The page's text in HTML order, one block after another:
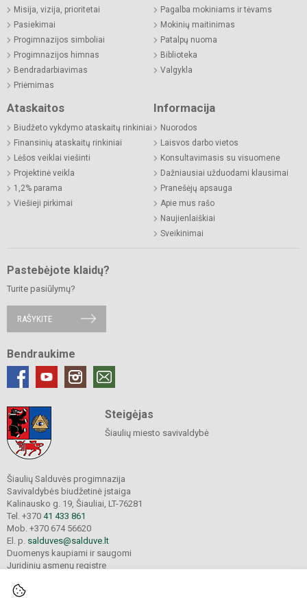
Misija, vizija, prioritetai
Pasiekimai
Progimnazijos simboliai
Progimnazijos himnas
Bendradarbiavimas
Priėmimas
Pagalba mokiniams ir tėvams
Mokinių maitinimas
Patalpų nuoma
Biblioteka
Valgykla
Ataskaitos
Biudžeto vykdymo ataskaitų rinkiniai
Finansinių ataskaitų rinkiniai
Lėšos veiklai viešinti
Projektinė veikla
1,2% parama
Viešieji pirkimai
Informacija
Nuorodos
Laisvos darbo vietos
Konsultavimasis su visuomene
Dažniausiai užduodami klausimai
Pranešėjų apsauga
Apie mus rašo
Naujienlaiškiai
Sveikinimai
Pastebėjote klaidų?
Turite pasiūlymų?
RAŠYKITE
Bendraukime
Steigėjas
Šiaulių miesto savivaldybė
Šiaulių Salduvės progimnazija
Savivaldybės biudžetinė įstaiga
Kalinausko g. 19, Šiauliai, LT-76281
Tel. +370 41 433 861
Mob. +370 674 56620
El. p. salduves@salduve.lt
Duomenys kaupiami ir saugomi
Juridinių asmenų registre